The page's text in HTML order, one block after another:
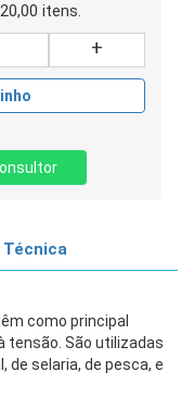
itens.
+
Técnica
como principal
São utilizadas
de selaria, de pesca, e